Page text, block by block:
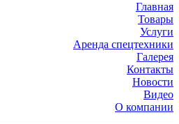
Главная
Товары
Услуги
Аренда спецтехники
Галерея
Контакты
Новости
Видео
О компании